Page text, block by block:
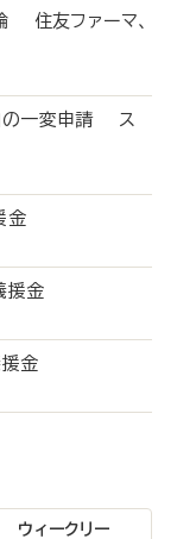
住友ファーマ、
の一変申請 ス
援金
義援金
援金
ウィークリー